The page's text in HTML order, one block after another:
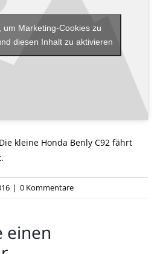
um Marketing-Cookies zu
diesen Inhalt zu aktivieren
kleine Honda Benly C92 fährt
| 0 Kommentare
einen